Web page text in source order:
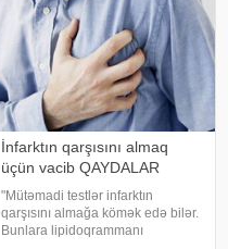
İnfarktın qarşısını almaq
üçün vacib QAYDALAR
"Mütəmadi testlər infarktın
qarşısını almağa kömək edə bilər.
Bunlara lipidoqrammanı